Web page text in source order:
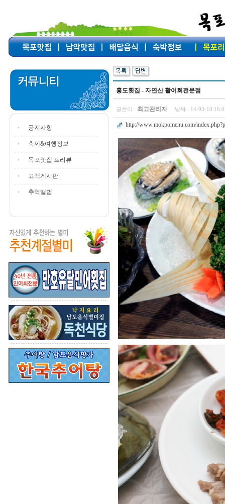
공지사항
축제&여행정보
목포맛집 프리뷰
고객게시판
추억앨범
홍도횟집 - 자연산 활어회전문점
글쓴이 : 최고관리자 날짜 : 14-03-10
http://www.mokpomenu.com/